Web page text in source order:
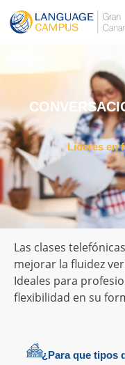
Líderes en
Las clases
mejorar la fluidez
Ideales para
flexibilidad en su
¿Para que tipos